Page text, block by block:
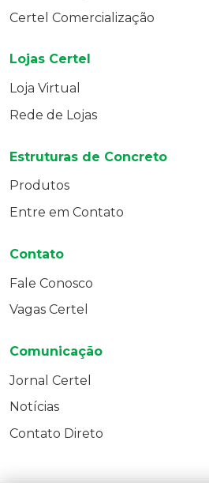
Certel Comercialização
Lojas Certel
Loja Virtual
Rede de Lojas
Estruturas de Concreto
Produtos
Entre em Contato
Contato
Fale Conosco
Vagas Certel
Comunicação
Jornal Certel
Notícias
Contato Direto